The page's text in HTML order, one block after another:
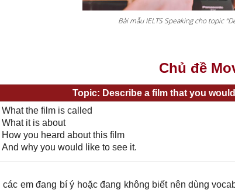
Bài mẫu IELTS Speaking cho topic
Chủ đề
Topic: Describe a film that you
What the film is called
What it is about
How you heard about this film
And why you would like to see it.
các em đang bí ý hoặc đang không biết nên dùng